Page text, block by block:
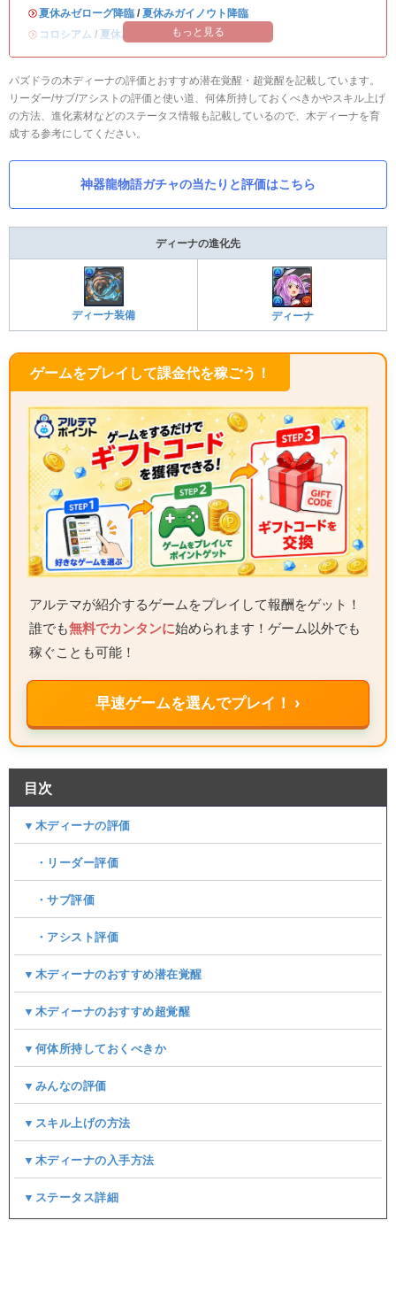
・夏休みゼローグ降臨 / 夏休みガイノウト降臨
・ コロシアム / 夏休みワンタッチもっと見る
パズドラの木ディーナの評価とおすすめ潜在覚醒・超覚醒を記載しています。
リーダー/サブ/アシストの評価と使い道、何体所持しておくべきかやスキル上げ
の方法、進化素材などのステータス情報も記載しているので、木ディーナを育
成する参考にしてください。
神器龍物語ガチャの当たりと評価はこちら
ディーナの進化先
ディーナ装備 ディーナ
ゲームをプレイして課金代を稼ごう！
アルテマが紹介するゲームをプレイして報酬をゲット！
誰でも無料でカンタンに始められます！ゲーム以外でも
稼ぐことも可能！
早速ゲームを選んでプレイ！ ›
目次
▼木ディーナの評価
・リーダー評価
・サブ評価
・アシスト評価
▼木ディーナのおすすめ潜在覚醒
▼木ディーナのおすすめ超覚醒
▼何体所持しておくべきか
▼みんなの評価
▼スキル上げの方法
▼木ディーナの入手方法
▼ステータス詳細